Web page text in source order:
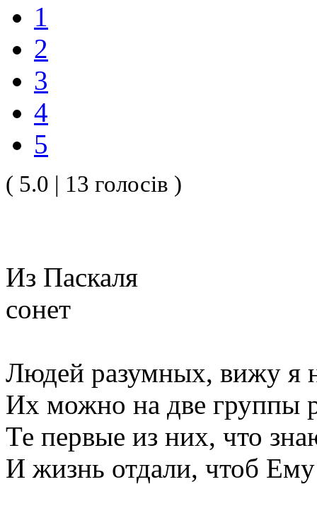
1
2
3
4
5
( 5.0 | 13 голосів )
Из Паскаля
сонет
Людей разумных, вижу я
Их можно на две группы
Те первые из них, что
И жизнь отдали, чтоб